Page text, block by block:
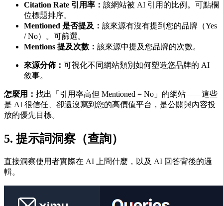
Citation Rate 引用率： 該網站被 AI 引用的比例。可點欄
位標題排序。
Mentioned 是否提及： 該來源有沒有提到您的品牌（Yes
/ No）。可篩選。
Mentions 提及次數： 該來源中提及您品牌的次數。
來源分佈： 可視化不同網站類別如何塑造您品牌的 AI
敘事。
怎麼用： 找出「引用率高但 Mentioned = No」的網站——這些
是 AI 很信任、卻還沒寫到您的高價值平台，是公關與內容投
放的優先目標。
5. 提示詞洞察（查詢）
直接洞察使用者實際在 AI 上問什麼，以及 AI 回答背後的邏
輯。